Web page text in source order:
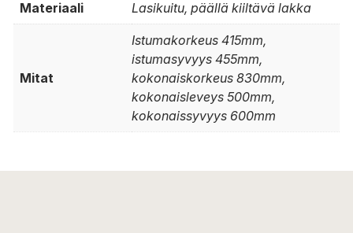
Materiaali Lasikuitu, päällä kiiltävä lakka
Mitat
Istumakorkeus 415mm,
istumasyvyys 455mm,
kokonaiskorkeus 830mm,
kokonaisleveys 500mm,
kokonaissyvyys 600mm